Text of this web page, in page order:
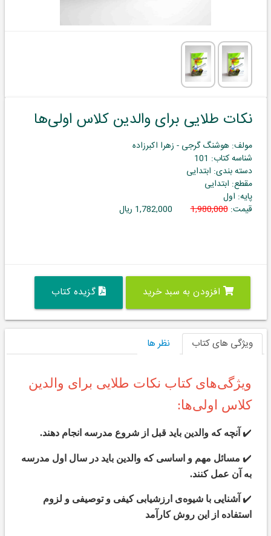
نکات طلایی برای والدین کلاس اولی‌ها
مولف: هوشنگ گرجی - زهرا اکبرزاده
شناسه کتاب: 101
دسته بندی: ابتدایی
مقطع: ابتدایی
پایه: اول
قیمت:1,980,000 1,782,000 ریال
افزودن به سبد خرید گزیده کتاب
ویژگی های کتاب نظر ها
ویژگی‌های کتاب نکات طلایی برای والدین
کلاس اولی‌ها:
✔️ آنچه که والدین باید قبل از شروع مدرسه انجام دهند.
✔️ مسائل مهم و اساسی که والدین باید در سال اول مدرسه
به آن عمل کنند.
✔️ آشنایی با شیوه‌ی ارزشیابی کیفی و توصیفی و لزوم
استفاده از این روش کارآمد